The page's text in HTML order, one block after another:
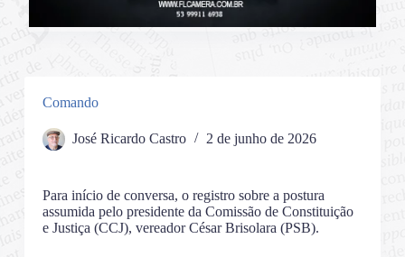
Comando
José Ricardo Castro 2 de junho de 2026
Para início de conversa, o registro sobre a postura
assumida pelo presidente da Comissão de Constituição
e Justiça (CCJ), vereador César Brisolara (PSB).